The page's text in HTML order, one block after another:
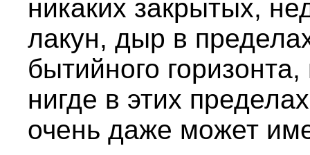
никаких закрытых,
лакун, дыр в
бытийного
нигде в этих
очень даже может